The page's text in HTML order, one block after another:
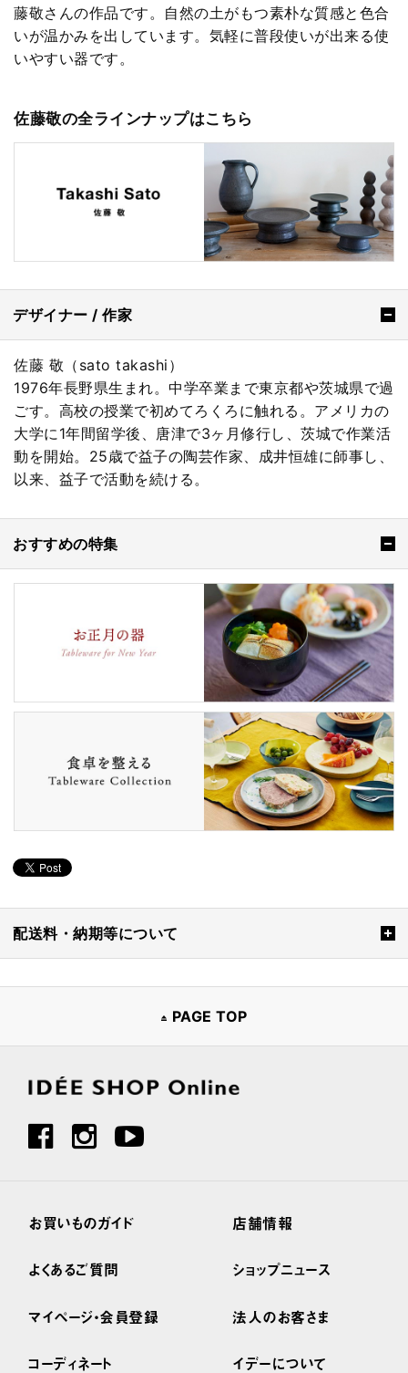
藤敬さんの作品です。自然の土がもつ素朴な質感と色合
いが温かみを出しています。気軽に普段使いが出来る使
いやすい器です。
佐藤敬の全ラインナップはこちら
デザイナー / 作家
佐藤 敬（sato takashi）
1976年長野県生まれ。中学卒業まで東京都や茨城県で過
ごす。高校の授業で初めてろくろに触れる。アメリカの
大学に1年間留学後、唐津で3ヶ月修行し、茨城で作業活
動を開始。25歳で益子の陶芸作家、成井恒雄に師事し、
以来、益子で活動を続ける。
おすすめの特集
配送料・納期等について
PAGE TOP
お買いものガイド
よくあるご質問
マイページ・会員登録
コーディネート
店舗情報
ショップニュース
法人のお客さま
イデーについて